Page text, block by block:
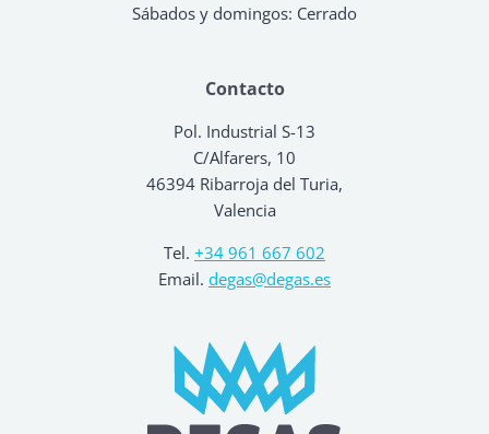
Contacto
Pol. Industrial S-13
C/Alfarers, 10
46394 Ribarroja del Turia,
Valencia
Tel. +34 961 667 602
Email. degas@degas.es
Sábados y domingos: Cerrado